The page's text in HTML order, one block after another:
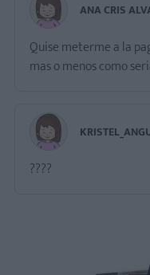
ANA CRIS
Quise meterme a la
mas o menos como
????